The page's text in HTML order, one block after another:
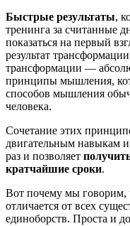
Быстрые результаты,
тренинга за считанные
показаться на первый
результат
трансформации —
принципы мышления,
способов мышления
человека.
Сочетание этих
двигательным навыкам
раз и позволяет
кратчайшие сроки.
Вот почему мы говорим,
отличается от всех
единоборств. Проста и